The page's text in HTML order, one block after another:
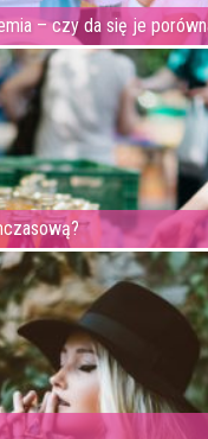
– czy da się je